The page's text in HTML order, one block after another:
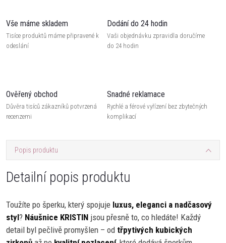
Vše máme skladem
Tisíce produktů máme připravené k
odeslání
Dodání do 24 hodin
Vaši objednávku zpravidla doručíme
do 24 hodin
Ověřený obchod
Důvěra tisíců zákazníků potvrzená
recenzemi
Snadné reklamace
Rychlé a férové vyřízení bez zbytečných
komplikací
Popis produktu
Detailní popis produktu
Toužíte po šperku, který spojuje luxus, eleganci a nadčasový
styl? Náušnice KRISTIN jsou přesně to, co hledáte! Každý
detail byl pečlivě promyšlen – od třpytivých kubických